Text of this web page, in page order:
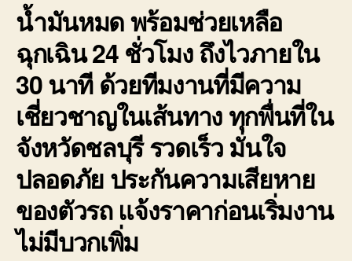
น้ำมันหมด พร้อมช่วยเหลือ
ฉุกเฉิน 24 ชั่วโมง ถึงไวภายใน
30 นาที ด้วยทีมงานที่มีความ
เชี่ยวชาญในเส้นทาง ทุกพื่นที่ใน
จังหวัดชลบุรี รวดเร็ว มั่นใจ
ปลอดภัย ประกันความเสียหาย
ของตัวรถ แจ้งราคาก่อนเริ่มงาน
ไม่มีบวกเพิ่ม